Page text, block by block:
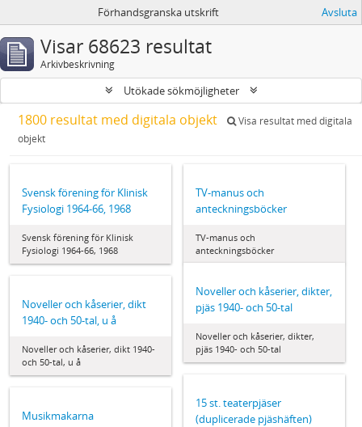
Förhandsgranska utskrift Avsluta
Visar 68623 resultat
Arkivbeskrivning
Utökade sökmöjligheter
1800 resultat med digitala objekt
Visa resultat med digitala
objekt
Svensk förening för Klinisk
Fysiologi 1964‐66, 1968
Svensk förening för Klinisk
Fysiologi 1964‐66, 1968
TV-manus och
anteckningsböcker
TV-manus och
anteckningsböcker
Noveller och kåserier, dikter,
pjäs 1940- och 50-tal
Noveller och kåserier, dikter,
pjäs 1940- och 50-tal
Noveller och kåserier, dikt
1940- och 50-tal, u å
Noveller och kåserier, dikt 1940-
och 50-tal, u å
15 st. teaterpjäser
(duplicerade pjäshäften)
Musikmakarna